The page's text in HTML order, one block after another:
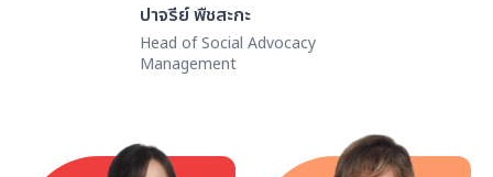
ปาจรีย์ พืชสะกะ
Head of Social Advocacy
Management